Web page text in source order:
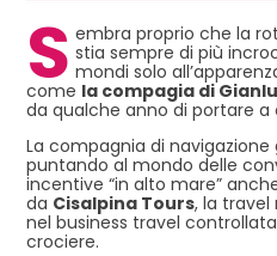
S embra proprio che la
stia sempre di più
mondi solo
come la compagia di
da qualche anno di portare
La compagnia di
puntando al mondo delle
incentive “in alto mare”
da Cisalpina Tours, la
nel business travel
crociere.